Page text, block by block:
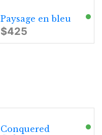
Paysage en bleu
$425
Conquered